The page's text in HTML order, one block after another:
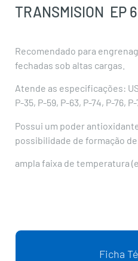
TRANSMISION EP
Recomendado para
fechadas sob altas cargas.
Atende as especificações:
P-35, P-59, P-63, P-74, P-76,
Possui um poder
possibilidade de formação
ampla faixa de temperatura
Ficha